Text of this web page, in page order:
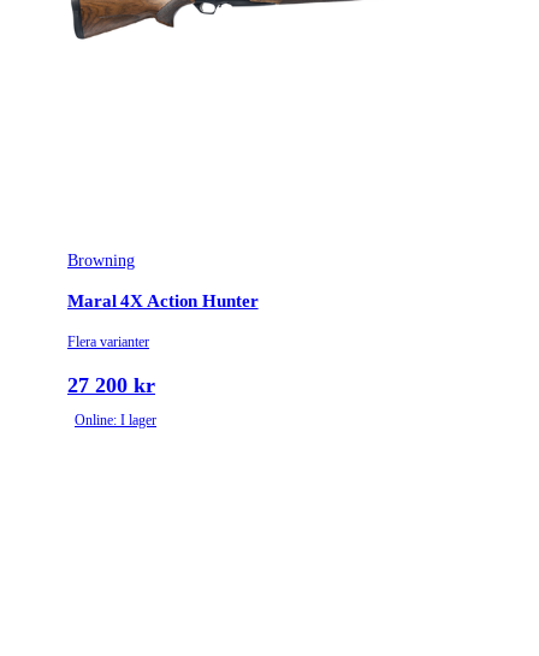
Browning
Maral 4X Action Hunter
Flera varianter
27 200 kr
Online: I lager